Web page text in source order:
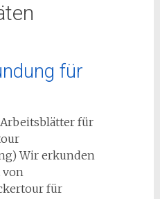
für
für
Wir erkunden
von
für